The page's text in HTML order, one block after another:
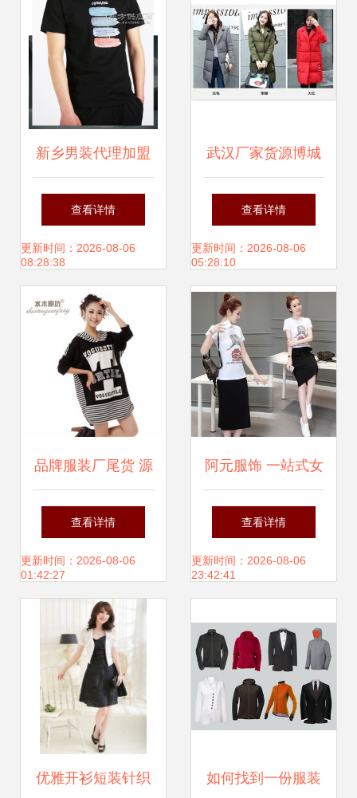
新乡男装代理加盟
指南 河南地区如何
选择有保障的男装
招商公司
查看详情
更新时间：2026-08-06
08:28:38
武汉厂家货源博城
服饰 品牌折扣服装
与尾货经销的优选
伙伴
查看详情
更新时间：2026-08-06
05:28:10
品牌服装厂尾货 源
头直供，代理加盟
新商机
查看详情
更新时间：2026-08-06
01:42:27
阿元服饰 一站式女
装批发代理与网店
货源解决方案
查看详情
更新时间：2026-08-06
23:42:41
优雅开衫短装针织 如何找到一份服装